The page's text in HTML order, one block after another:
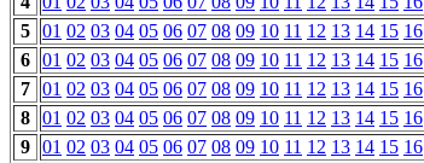
5 01 02 03 04 05 06 07 08 09 10 11 12 13 14 15 16
6 01 02 03 04 05 06 07 08 09 10 11 12 13 14 15 16
7 01 02 03 04 05 06 07 08 09 10 11 12 13 14 15 16
8 01 02 03 04 05 06 07 08 09 10 11 12 13 14 15 16
9 01 02 03 04 05 06 07 08 09 10 11 12 13 14 15 16